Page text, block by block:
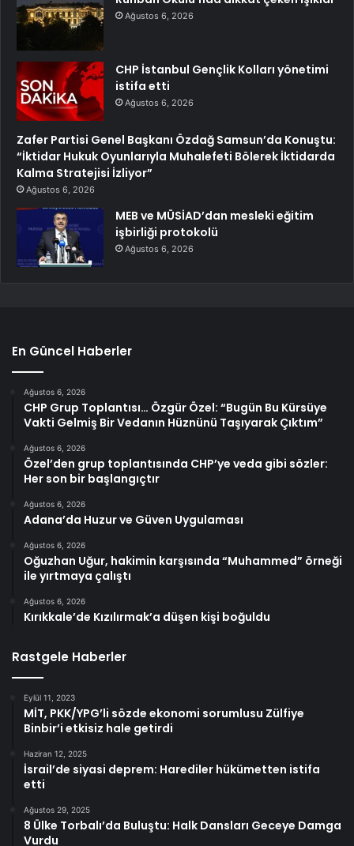
Ağustos 6, 2026
CHP İstanbul Gençlik Kolları yönetimi
istifa etti
Ağustos 6, 2026
Zafer Partisi Genel Başkanı Özdağ Samsun’da Konuştu:
“İktidar Hukuk Oyunlarıyla Muhalefeti Bölerek İktidarda
Kalma Stratejisi İzliyor”
Ağustos 6, 2026
MEB ve MÜSİAD’dan mesleki eğitim
işbirliği protokolü
Ağustos 6, 2026
En Güncel Haberler
Ağustos 6, 2026
CHP Grup Toplantısı… Özgür Özel: “Bugün Bu Kürsüye
Vakti Gelmiş Bir Vedanın Hüznünü Taşıyarak Çıktım”
Ağustos 6, 2026
Özel’den grup toplantısında CHP’ye veda gibi sözler:
Her son bir başlangıçtır
Ağustos 6, 2026
Adana’da Huzur ve Güven Uygulaması
Ağustos 6, 2026
Oğuzhan Uğur, hakimin karşısında “Muhammed” örneği
ile yırtmaya çalıştı
Ağustos 6, 2026
Kırıkkale’de Kızılırmak’a düşen kişi boğuldu
Rastgele Haberler
Eylül 11, 2023
MİT, PKK/YPG’li sözde ekonomi sorumlusu Zülfiye
Binbir’i etkisiz hale getirdi
Haziran 12, 2025
İsrail’de siyasi deprem: Harediler hükümetten istifa
etti
Ağustos 29, 2025
8 Ülke Torbalı’da Buluştu: Halk Dansları Geceye Damga
Vurdu